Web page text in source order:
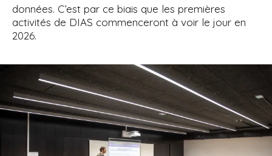
données. C’est par ce biais que les premières
activités de DIAS commenceront à voir le jour en
2026.